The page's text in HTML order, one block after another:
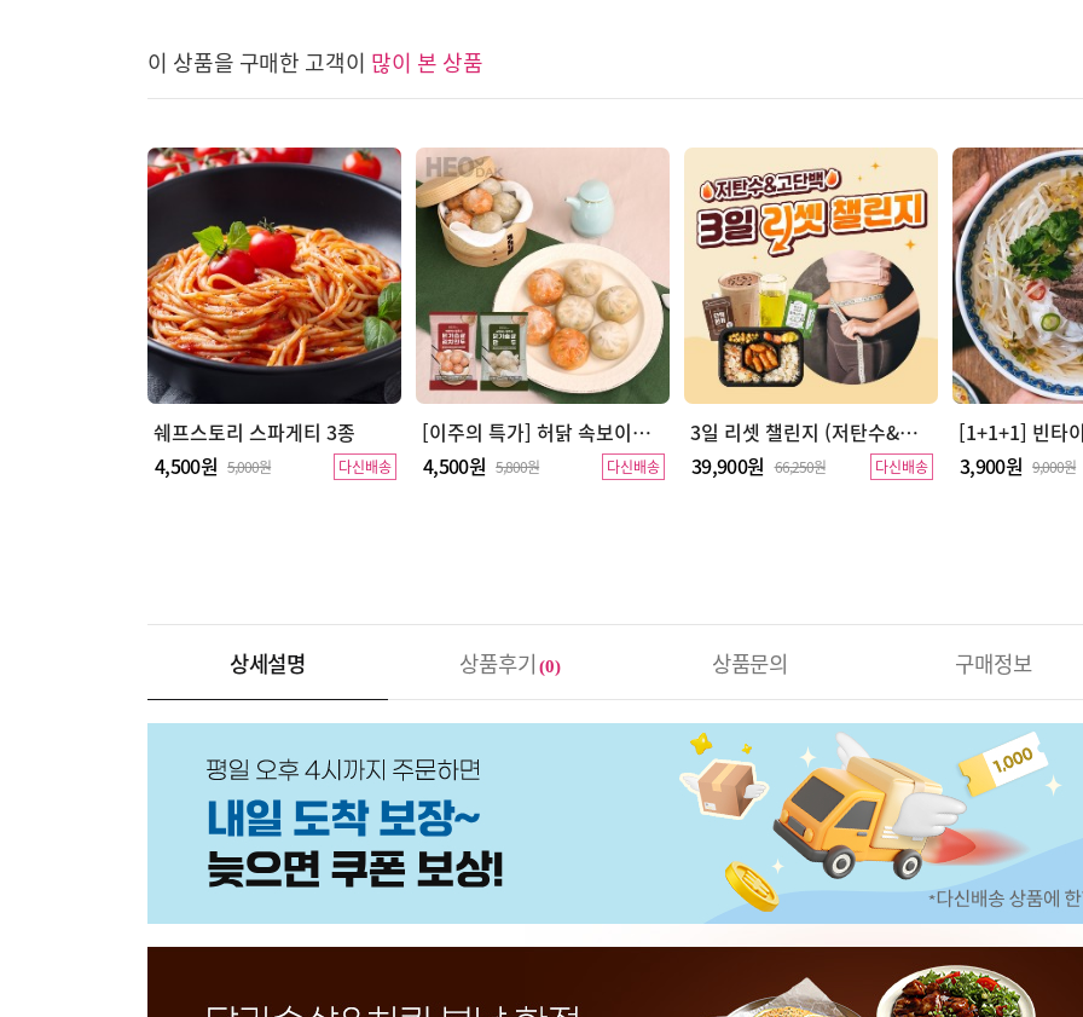
이 상품을 구매한 고객이 많이 본 상품
쉐프스토리 스파게티 3종
4,500원 5,000원 다신배송
[이주의 특가] 허닭 속보이는 얇은피 닭가슴살 만두 2종
4,500원 5,800원 다신배송
3일 리셋 챌린지 (저탄수&고단백)
39,900원 66,250원 다신배송 3,900원 9,000원
Goods
Information상세설명 상품후기 (0) 상품문의 구매정보